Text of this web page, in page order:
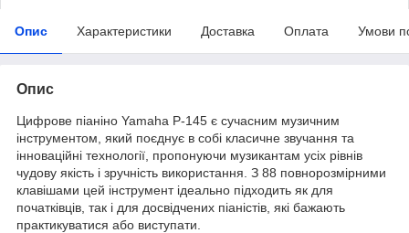
Опис Характеристики Доставка Оплата Умови
Опис
Цифрове піаніно Yamaha P-145 є сучасним музичним
інструментом, який поєднує в собі класичне звучання та
інноваційні технології, пропонуючи музикантам усіх рівнів
чудову якість і зручність використання. З 88 повнорозмірними
клавішами цей інструмент ідеально підходить як для
початківців, так і для досвідчених піаністів, які бажають
практикуватися або виступати.